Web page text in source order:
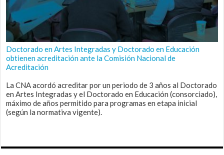
Doctorado en Artes Integradas y Doctorado en Educación
obtienen acreditación ante la Comisión Nacional de
Acreditación
La CNA acordó acreditar por un periodo de 3 años al Doctorado
en Artes Integradas y el Doctorado en Educación (consorciado),
máximo de años permitido para programas en etapa inicial
(según la normativa vigente).